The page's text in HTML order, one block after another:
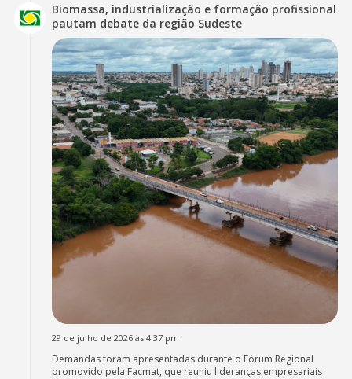
Biomassa, industrialização e formação profissional
pautam debate da região Sudeste
29 de julho de 2026 às 4:37 pm
Demandas foram apresentadas durante o Fórum Regional
promovido pela Facmat, que reuniu lideranças empresariais